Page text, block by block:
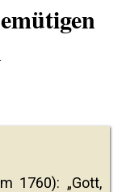
1760): „Gott,